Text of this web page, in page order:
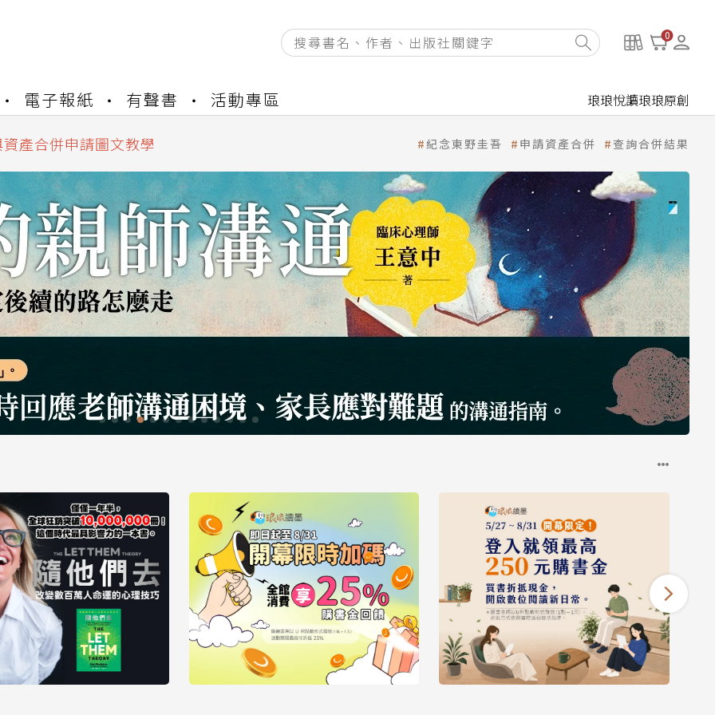
0
電子報紙 有聲書 活動專區 琅琅悅讀琅琅原創
開通申請
產合併申請圖文教學
開通申請
紀念東野圭吾 申請資產合併 查詢合併結果